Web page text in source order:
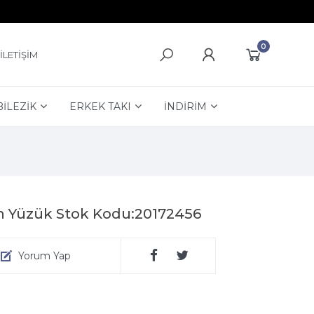
İLETİŞİM
0
ERKEK TAKI İNDİRİM
Stok Kodu:20172456
Yorum Yap